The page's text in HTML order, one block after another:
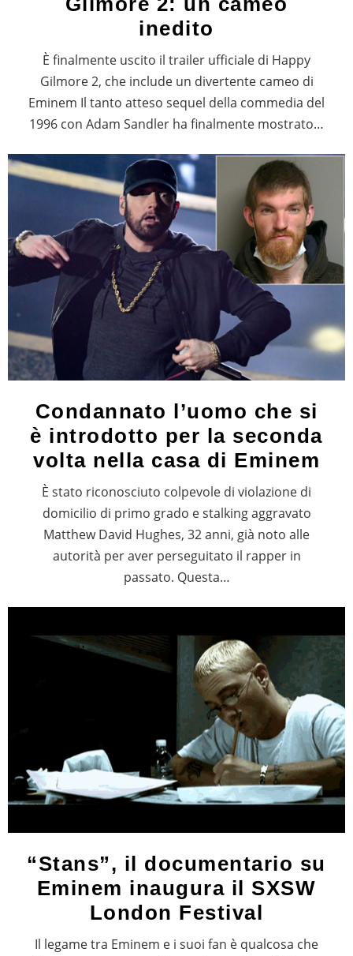
inedito
È finalmente uscito il trailer ufficiale di Happy
Gilmore 2, che include un divertente cameo di
Eminem Il tanto atteso sequel della commedia del
1996 con Adam Sandler ha finalmente mostrato…
Condannato l’uomo che si
è introdotto per la seconda
volta nella casa di Eminem
È stato riconosciuto colpevole di violazione di
domicilio di primo grado e stalking aggravato
Matthew David Hughes, 32 anni, già noto alle
autorità per aver perseguitato il rapper in
passato. Questa…
“Stans”, il documentario su
Eminem inaugura il SXSW
London Festival
Il legame tra Eminem e i suoi fan è qualcosa che